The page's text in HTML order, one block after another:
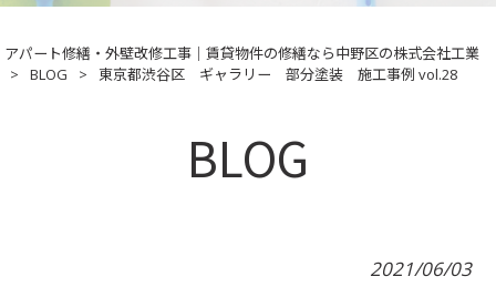
アパート修繕・外壁改修工事｜賃貸物件の修繕なら中野区の株式会社工業
>
BLOG > 東京都渋谷区 ギャラリー 部分塗装 施工事例 vol.28
BLOG
2021/06/03